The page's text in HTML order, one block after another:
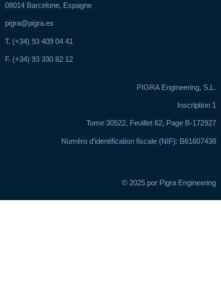
08014 Barcelone, Espagne
pigra@pigra.es
T. (+34) 93 409 04 41
F. (+34) 93 330 82 12
PIGRA Engineering, S.L.
Inscription 1
Tome 30522, Feuillet 62, Page B-172927
Numéro d’identification fiscale (NIF): B61607438
© 2025 por Pigra Engineering